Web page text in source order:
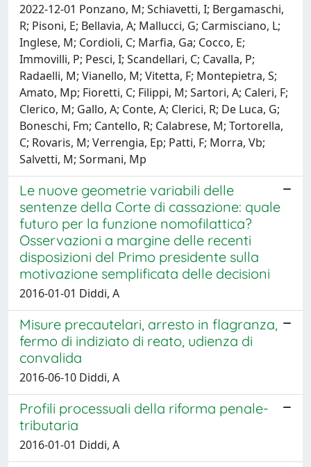
2022-12-01 Ponzano, M; Schiavetti, I; Bergamaschi,
R; Pisoni, E; Bellavia, A; Mallucci, G; Carmisciano, L;
Inglese, M; Cordioli, C; Marfia, Ga; Cocco, E;
Immovilli, P; Pesci, I; Scandellari, C; Cavalla, P;
Radaelli, M; Vianello, M; Vitetta, F; Montepietra, S;
Amato, Mp; Fioretti, C; Filippi, M; Sartori, A; Caleri, F;
Clerico, M; Gallo, A; Conte, A; Clerici, R; De Luca, G;
Boneschi, Fm; Cantello, R; Calabrese, M; Tortorella,
C; Rovaris, M; Verrengia, Ep; Patti, F; Morra, Vb;
Salvetti, M; Sormani, Mp
Le nuove geometrie variabili delle
sentenze della Corte di cassazione: quale
futuro per la funzione nomofilattica?
Osservazioni a margine delle recenti
disposizioni del Primo presidente sulla
motivazione semplificata delle decisioni
2016-01-01 Diddi, A
Misure precautelari, arresto in flagranza,
fermo di indiziato di reato, udienza di
convalida
2016-06-10 Diddi, A
Profili processuali della riforma penale-
tributaria
2016-01-01 Diddi, A